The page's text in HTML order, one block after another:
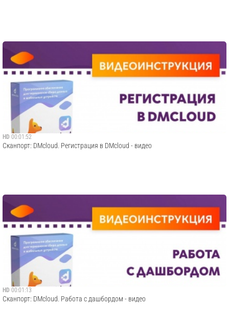
HD 00:01:52
Сканпорт: DMcloud. Регистрация в DMcloud - видео
HD 00:01:13
Сканпорт: DMcloud. Работа с дашбордом - видео